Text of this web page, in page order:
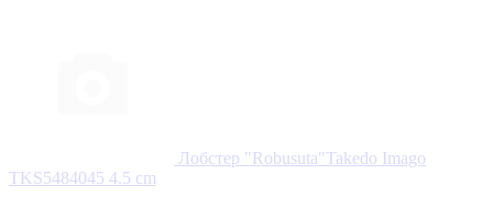
Лобстер "Robusuta"Takedo Imago
TKS5484045 4.5 cm